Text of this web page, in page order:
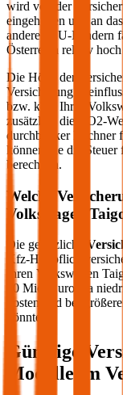
wird von der
eingehoben und an
anderen EU-Ländern
Österreich relativ hoch
Die Höhe der
Versicherung
bzw. kW) Ihres
zusätzlich die CO2-
durchblicker Rechner
können Sie die Steuer
berechnen.
Welche
Volkswagen
Taigo
Die gesetzliche
Kfz-
Ihren Volkswagen
20 Mio. Euro, da
kosten und bei
könnte.
Günstige
Modelle im